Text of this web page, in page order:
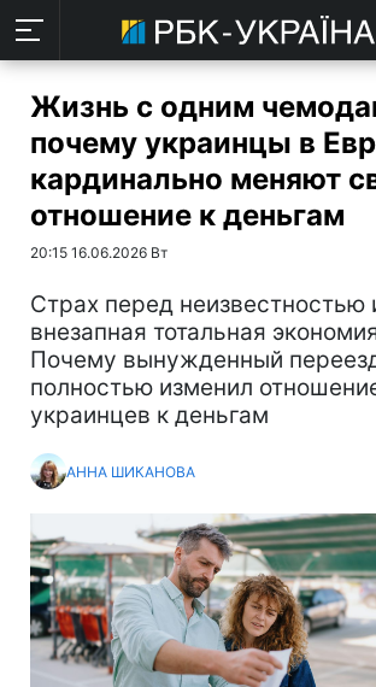
Жизнь с одним
почему украинцы в
кардинально меняют
отношение к деньгам
20:15 16.06.2026 Вт
Страх перед неизвестностью
внезапная тотальная
Почему вынужденный
полностью изменил
украинцев к деньгам
АННА ШИКАНОВА